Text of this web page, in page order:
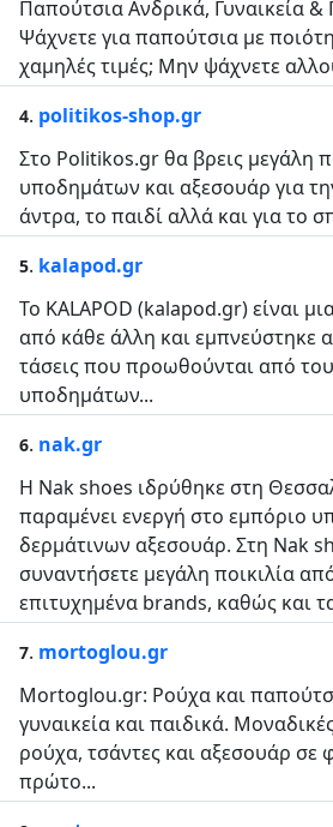
Παπούτσια Ανδρικά, Γυναικεία
Ψάχνετε για παπούτσια με
χαμηλές τιμές; Μην ψάχνετε
4. politikos-shop.gr
Στο Politikos.gr θα βρεις μεγάλη
υποδημάτων και αξεσουάρ για
άντρα, το παιδί αλλά και για το
5. kalapod.gr
Το KALAPOD (kalapod.gr) είναι
από κάθε άλλη και εμπνεύστηκε
τάσεις που προωθούνται από
υποδημάτων...
6. nak.gr
Η Nak shoes ιδρύθηκε στη
παραμένει ενεργή στο εμπόριο
δερμάτινων αξεσουάρ. Στη Nak
συναντήσετε μεγάλη ποικιλία
επιτυχημένα brands, καθώς και
7. mortoglou.gr
Mortoglou.gr: Ρούχα και
γυναικεία και παιδικά.
ρούχα, τσάντες και αξεσουάρ σε
πρώτο...